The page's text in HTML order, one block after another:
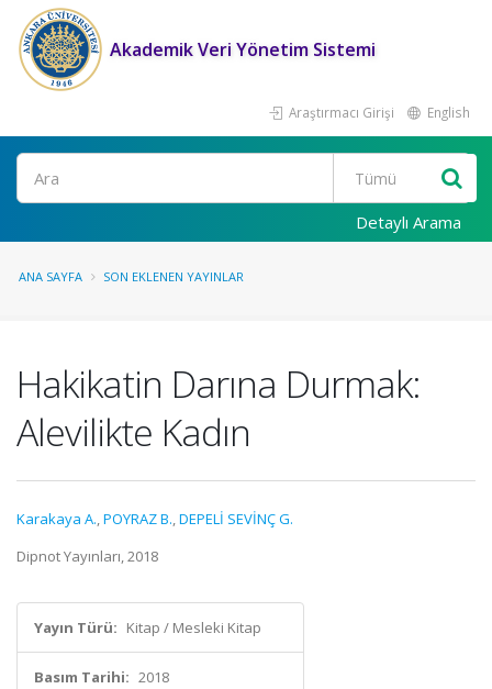
Akademik Veri Yönetim Sistemi
Araştırmacı Girişi English
Ara
Detaylı Arama
ANA SAYFA SON EKLENEN YAYINLAR
Hakikatin Darına Durmak:
Alevilikte Kadın
Karakaya A.,POYRAZ B.,DEPELİ SEVİNÇ G.
Dipnot Yayınları, 2018
Yayın Türü: Kitap / Mesleki Kitap
Basım Tarihi: 2018